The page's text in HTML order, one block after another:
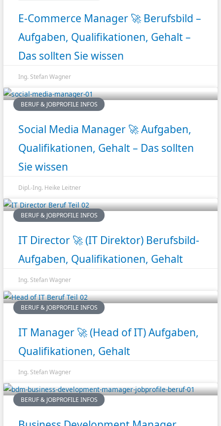
E-Commerce Manager 🚀 Berufsbild –
Aufgaben, Qualifikationen, Gehalt –
Das sollten Sie wissen
Ing. Stefan Wagner
BERUF & JOBPROFILE INFOS
Social Media Manager 🚀 Aufgaben,
Qualifikationen, Gehalt – Das sollten
Sie wissen
Dipl.-Ing. Heike Leitner
BERUF & JOBPROFILE INFOS
IT Director 🚀 (IT Direktor) Berufsbild-
Aufgaben, Qualifikationen, Gehalt
Ing. Stefan Wagner
BERUF & JOBPROFILE INFOS
IT Manager 🚀 (Head of IT) Aufgaben,
Qualifikationen, Gehalt
Ing. Stefan Wagner
BERUF & JOBPROFILE INFOS